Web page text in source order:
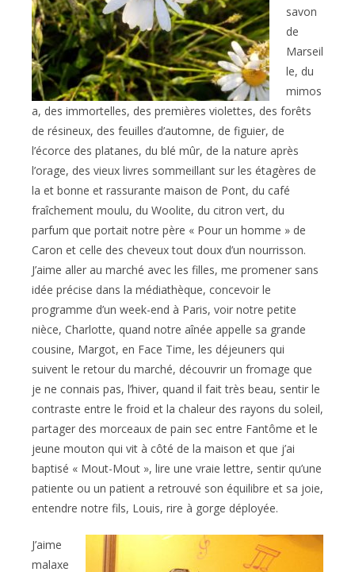
savon
de
Marseil
le, du
mimos
a, des immortelles, des premières violettes, des forêts
de résineux, des feuilles d’automne, de figuier, de
l’écorce des platanes, du blé mûr, de la nature après
l’orage, des vieux livres sommeillant sur les étagères de
la et bonne et rassurante maison de Pont, du café
fraîchement moulu, du Woolite, du citron vert, du
parfum que portait notre père « Pour un homme » de
Caron et celle des cheveux tout doux d’un nourrisson.
J’aime aller au marché avec les filles, me promener sans
idée précise dans la médiathèque, concevoir le
programme d’un week-end à Paris, voir notre petite
nièce, Charlotte, quand notre aînée appelle sa grande
cousine, Margot, en Face Time, les déjeuners qui
suivent le retour du marché, découvrir un fromage que
je ne connais pas, l’hiver, quand il fait très beau, sentir le
contraste entre le froid et la chaleur des rayons du soleil,
partager des morceaux de pain sec entre Fantôme et le
jeune mouton qui vit à côté de la maison et que j’ai
baptisé « Mout-Mout », lire une vraie lettre, sentir qu’une
patiente ou un patient a retrouvé son équilibre et sa joie,
entendre notre fils, Louis, rire à gorge déployée.
J’aime
malaxe